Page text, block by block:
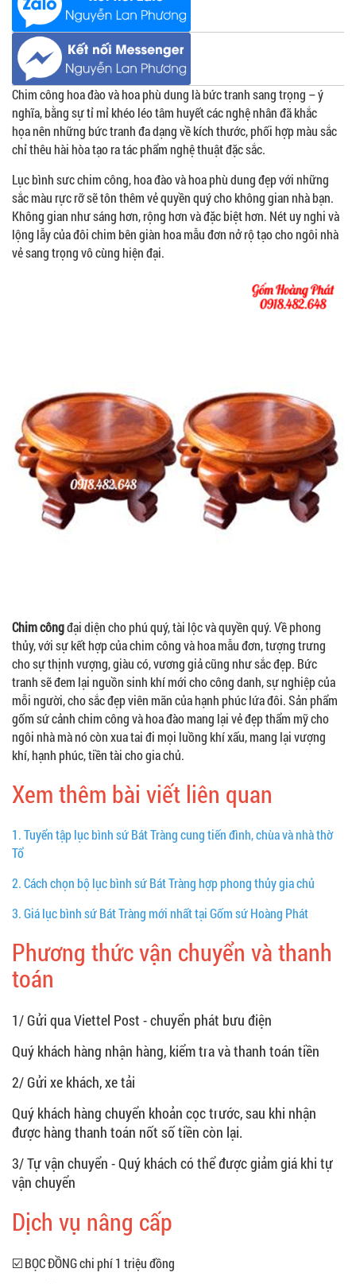
Chim công hoa đào và hoa phù dung là bức tranh sang trọng – ý
nghĩa, bằng sự tỉ mỉ khéo léo tâm huyết các nghệ nhân đã khắc
họa nên những bức tranh đa dạng về kích thước, phối hợp màu sắc
chỉ thêu hài hòa tạo ra tác phẩm nghệ thuật đặc sắc.
Lục bình sưc chim công, hoa đào và hoa phù dung đẹp với những
sắc màu rực rỡ sẽ tôn thêm vẻ quyền quý cho không gian nhà bạn.
Không gian như sáng hơn, rộng hơn và đặc biệt hơn. Nét uy nghi và
lộng lẫy của đôi chim bên giàn hoa mẫu đơn nở rộ tạo cho ngôi nhà
vẻ sang trọng vô cùng hiện đại.
Chim côngđại diện cho phú quý, tài lộc và quyền quý. Về phong
thủy, với sự kết hợp của chim công và hoa mẫu đơn, tượng trưng
cho sự thịnh vượng, giàu có, vương giả cũng như sắc đẹp. Bức
tranh sẽ đem lại nguồn sinh khí mới cho công danh, sự nghiệp của
mỗi người, cho sắc đẹp viên mãn của hạnh phúc lứa đôi. Sản phẩm
gốm sứ cảnh chim công và hoa đào mang lại vẻ đẹp thẩm mỹ cho
ngôi nhà mà nó còn xua tai đi mọi luồng khí xấu, mang lại vượng
khí, hạnh phúc, tiền tài cho gia chủ.
Xem thêm bài viết liên quan
1.Tuyển tập lục bình sứ Bát Tràng cung tiến đình, chùa và nhà thờ
Tổ
2.Cách chọn bộ lục bình sứ Bát Tràng hợp phong thủy gia chủ
3.Giá lục bình sứ Bát Tràng mới nhất tại Gốm sứ Hoàng Phát
Phương thức vận chuyển và thanh
toán
1/ Gửi qua Viettel Post - chuyển phát bưu điện
Quý khách hàng nhận hàng, kiểm tra và thanh toán tiền
2/ Gửi xe khách, xe tải
Quý khách hàng chuyển khoản cọc trước, sau khi nhận
được hàng thanh toán nốt số tiền còn lại.
3/ Tự vận chuyển - Quý khách có thể được giảm giá khi tự
vận chuyển
Dịch vụ nâng cấp
☑️ BỌC ĐỒNG chi phí 1 triệu đồng